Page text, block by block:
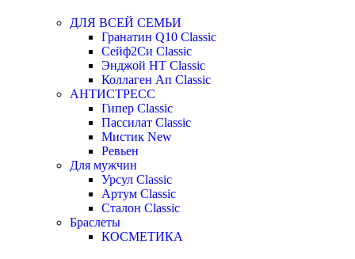
ДЛЯ ВСЕЙ СЕМЬИ
Гранатин Q10 Classic
Сейф2Си Classic
Энджой НТ Classic
Коллаген Ап Classic
АНТИСТРЕСС
Гипер Classic
Пассилат Classic
Мистик New
Ревьен
Для мужчин
Урсул Classic
Артум Classic
Сталон Classic
Браслеты
КОСМЕТИКА